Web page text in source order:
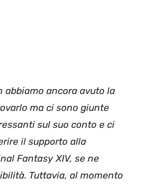
abbiamo ancora avuto la
ma ci sono giunte
sul suo conto e ci
il supporto alla
Fantasy XIV, se ne
Tuttavia, al momento